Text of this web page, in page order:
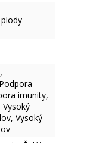
imunity,
Vysoký
Vysoký